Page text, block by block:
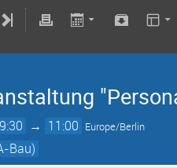
→ 11:00 Europe/Berlin
Bau)